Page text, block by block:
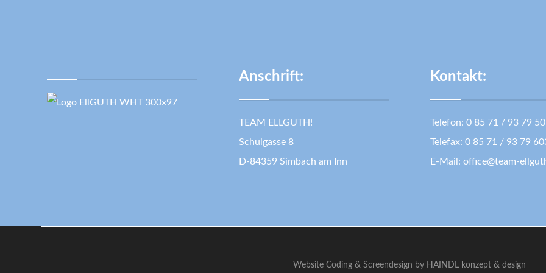
Anschrift:
TEAM ELLGUTH!
Schulgasse 8
D-84359 Simbach am Inn
Kontakt:
Telefon: 0 85 71 / 93 79
Telefax: 0 85 71 / 93 79
E-Mail:office@team-
Website Coding & Screendesign by HAINDL konzept & design